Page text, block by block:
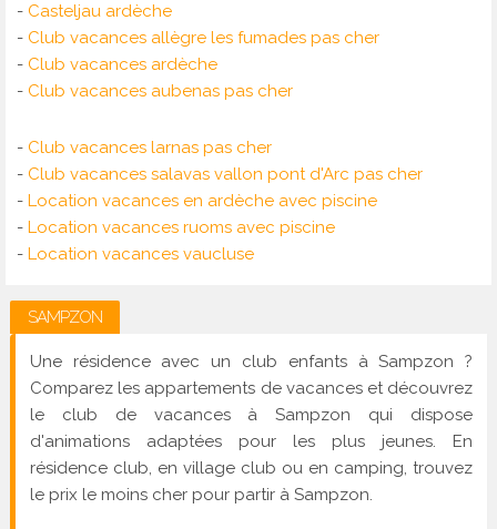
- Casteljau ardèche
- Club vacances allègre les fumades pas cher
- Club vacances ardèche
- Club vacances aubenas pas cher
- Club vacances larnas pas cher
- Club vacances salavas vallon pont d'Arc pas cher
- Location vacances en ardèche avec piscine
- Location vacances ruoms avec piscine
- Location vacances vaucluse
SAMPZON
Une résidence avec un club enfants à Sampzon ?
Comparez les appartements de vacances et découvrez
le club de vacances à Sampzon qui dispose
d'animations adaptées pour les plus jeunes. En
résidence club, en village club ou en camping, trouvez
le prix le moins cher pour partir à Sampzon.